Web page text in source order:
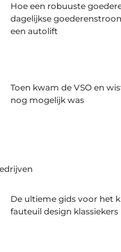
Hoe een robuuste
dagelijkse
een autolift
Toen kwam de VSO en
nog mogelijk was
De ultieme gids voor het
fauteuil design klassiekers